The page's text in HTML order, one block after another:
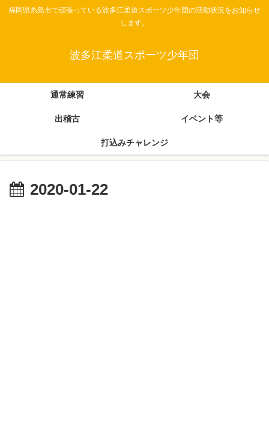
福岡県糸島市で頑張っている波多江柔道スポーツ少年団の活動状況をお知らせ
します。
波多江柔道スポーツ少年団
通常練習 大会
出稽古 イベント等
打込みチャレンジ
2020-01-22